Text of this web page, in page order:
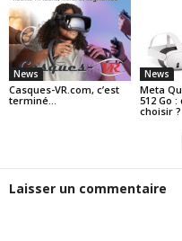
News
Casques-VR.com, c’est
terminé…
News
Meta
512 Go
choisir ?
Laisser un commentaire